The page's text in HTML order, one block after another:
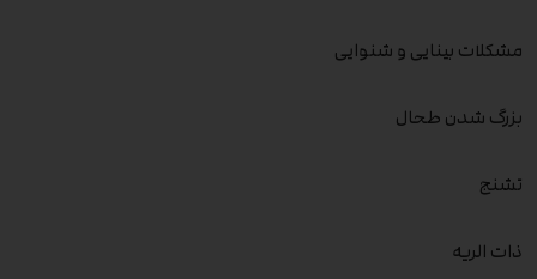
مشکلات بینایی و شنوایی
بزرگ شدن طحال
تشنج
ذات الریه